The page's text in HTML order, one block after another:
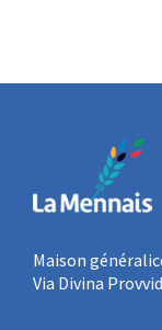
Maison
Via Divina